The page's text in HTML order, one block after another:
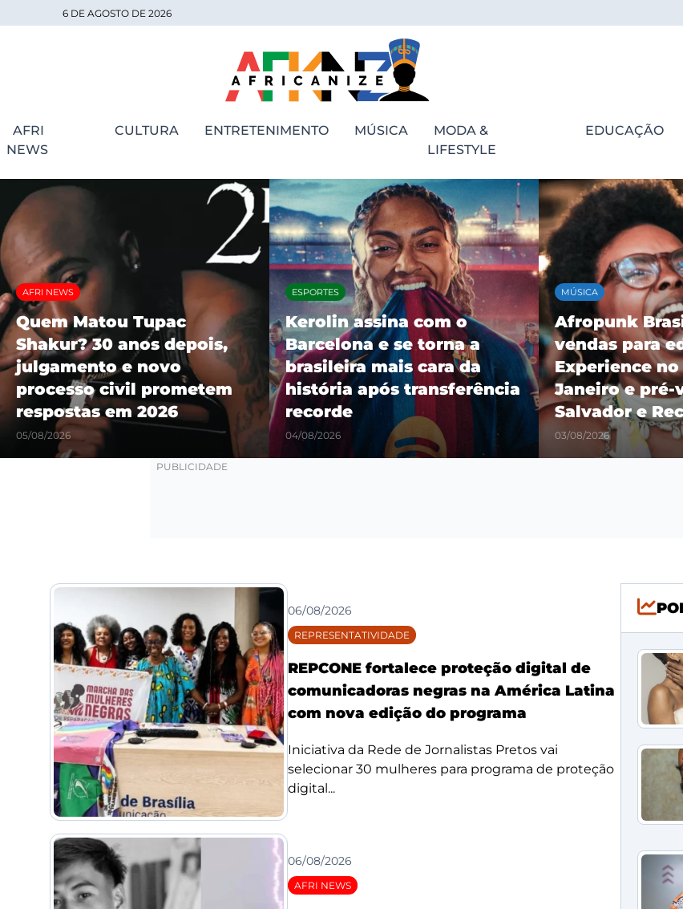
6 DE AGOSTO DE 2026
AFRI
NEWS
CULTURA ENTRETENIMENTO MÚSICA
MODA &
LIFESTYLE
EDUCAÇÃO
AFRI NEWS
Quem Matou Tupac
Shakur? 30 anos depois,
julgamento e novo
processo civil prometem
respostas em 2026
05/08/2026
ESPORTES
Kerolin assina com o
Barcelona e se torna a
brasileira mais cara da
história após transferência
recorde
04/08/2026
MÚSICA
Afropunk
vendas para
Experience no
Janeiro e pré-
Salvador e
03/08/2026
06/08/2026
REPRESENTATIVIDADE
REPCONE fortalece proteção digital de
comunicadoras negras na América Latina
com nova edição do programa
Iniciativa da Rede de Jornalistas Pretos vai
selecionar 30 mulheres para programa de proteção
digital...
06/08/2026
AFRI NEWS